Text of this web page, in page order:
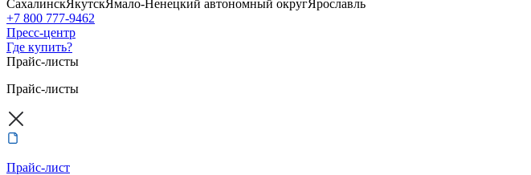
СахалинскЯкутскЯмало-Ненецкий автономный округЯрославль
+7 800 777-9462
Пресс-центр
Где купить?
Прайс-листы
Прайс-листы
Прайс-лист